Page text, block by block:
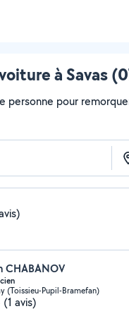
à Savas
pour
CHABANOV
(Toissieu-Pupil-Bramefan)
(1 avis)